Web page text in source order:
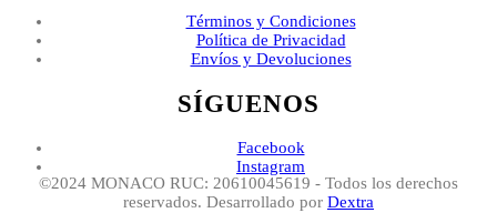
Términos y Condiciones
Política de Privacidad
Envíos y Devoluciones
SÍGUENOS
Facebook
Instagram
©2024 MONACO RUC: 20610045619 - Todos los derechos
reservados. Desarrollado por Dextra